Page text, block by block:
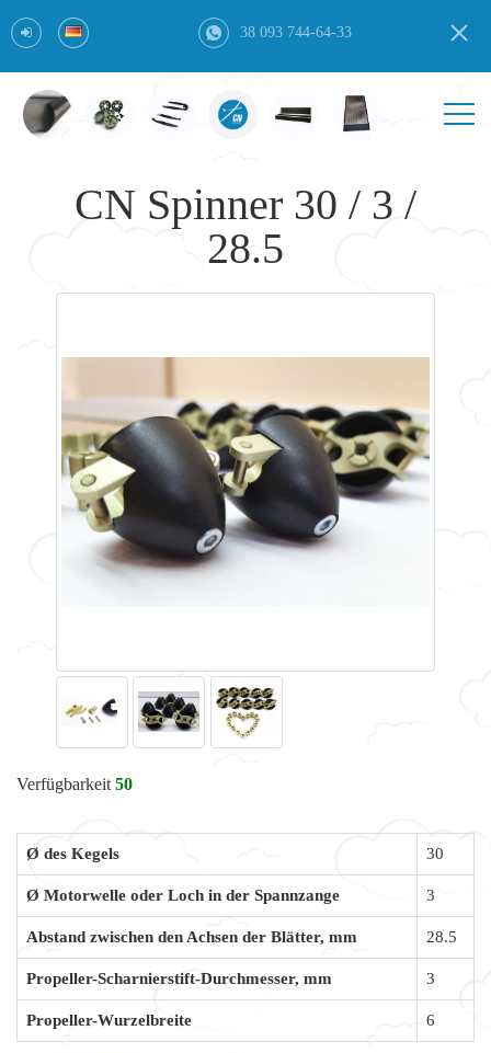
38 093 744-64-33
CN Spinner 30 / 3 /
28.5
Verfügbarkeit 50
Ø des Kegels 30
Ø Motorwelle oder Loch in der Spannzange 3
Abstand zwischen den Achsen der Blätter, mm 28.5
Propeller-Scharnierstift-Durchmesser, mm 3
Propeller-Wurzelbreite 6